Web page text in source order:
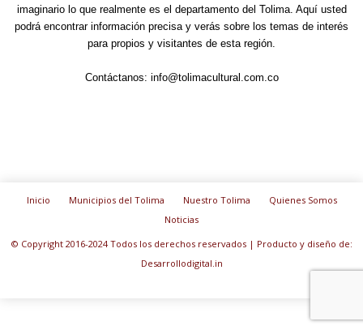
imaginario lo que realmente es el departamento del Tolima. Aquí usted
podrá encontrar información precisa y verás sobre los temas de interés
para propios y visitantes de esta región.
Contáctanos: info@tolimacultural.com.co
Inicio Municipios del Tolima Nuestro Tolima
Quienes Somos
Noticias
© Copyright 2016-2024 Todos los derechos reservados | Producto y diseño de:
Desarrollodigital.in